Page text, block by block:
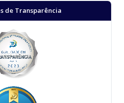
de Transparência